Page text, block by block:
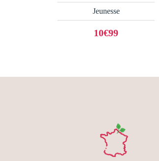
Jeunesse
10€99